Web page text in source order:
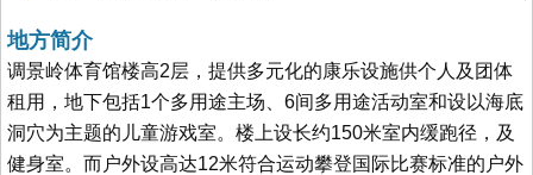
地方简介
调景岭体育馆楼高2层，提供多元化的康乐设施供个人及团体
租用，地下包括1个多用途主场、6间多用途活动室和设以海底
洞穴为主题的儿童游戏室。楼上设长约150米室内缓跑径，及
健身室。而户外设高达12米符合运动攀登国际比赛标准的户外